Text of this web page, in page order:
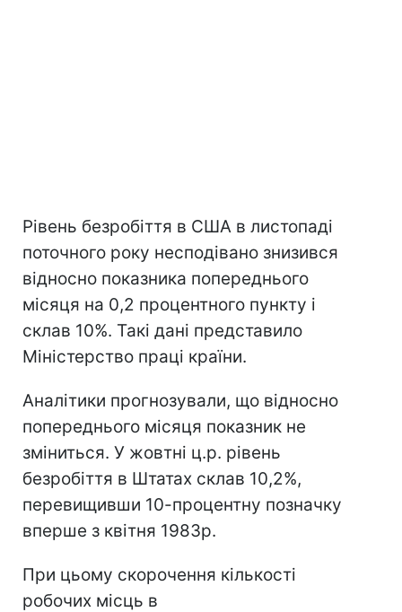
Рівень безробіття в США в листопаді
поточного року несподівано знизився
відносно показника попереднього
місяця на 0,2 процентного пункту і
склав 10%. Такі дані представило
Міністерство праці країни.
Аналітики прогнозували, що відносно
попереднього місяця показник не
зміниться. У жовтні ц.р. рівень
безробіття в Штатах склав 10,2%,
перевищивши 10-процентну позначку
вперше з квітня 1983р.
При цьому скорочення кількості
робочих місць в